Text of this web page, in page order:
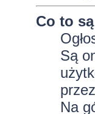
Co to
Są
Na